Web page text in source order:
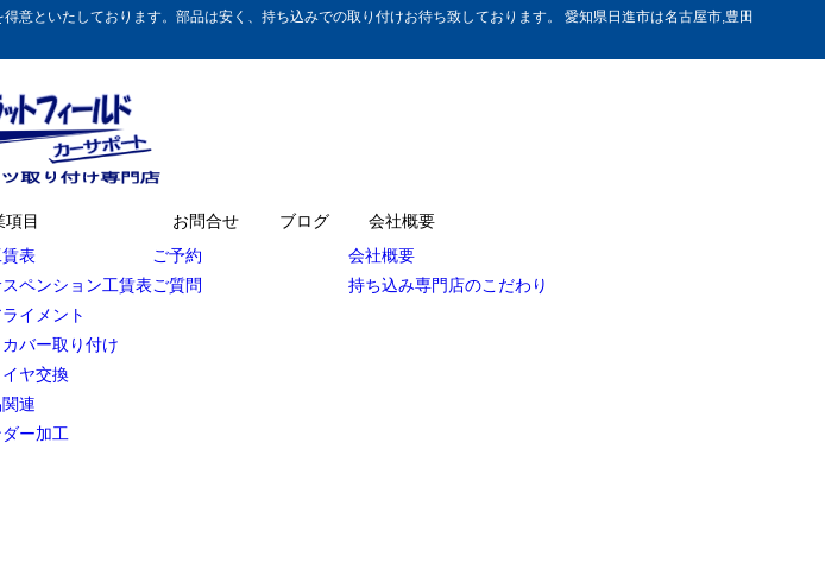
といたしております。部品は安く、持ち込みでの取り付けお待ち致しております。 愛知県日進市は名古屋市,豊田
項目
表
ペンション工賃表
イメント
バー取り付け
ヤ交換
連
ー加工
お問合せ
ご予約
ご質問
ブログ
会社概要
会社概要
持ち込み専門店のこだわり